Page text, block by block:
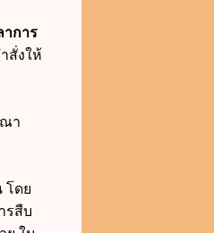
าการ
สั่งให้
า
โดย
รสืบ